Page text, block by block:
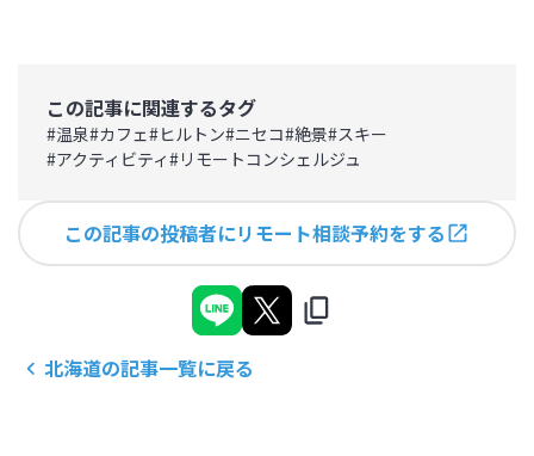
この記事に関連するタグ
#温泉#カフェ#ヒルトン#ニセコ#絶景#スキー
#アクティビティ#リモートコンシェルジュ
この記事の投稿者にリモート相談予約をする
北海道の記事一覧に戻る